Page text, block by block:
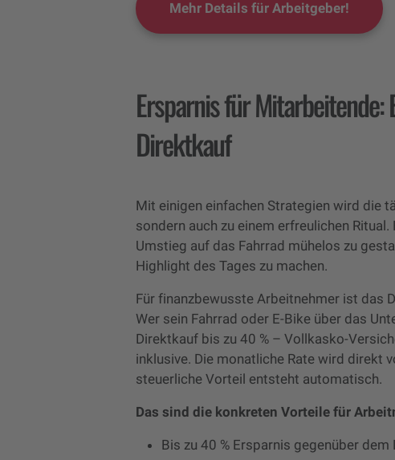
Mehr Details für Arbeitgeber!
Ersparnis für
Direktkauf
Mit einigen einfachen Strategien wird die
sondern auch zu einem erfreulichen
Umstieg auf das Fahrrad mühelos zu
Highlight des Tages zu machen.
Für finanzbewusste Arbeitnehmer ist das
Wer sein Fahrrad oder E-Bike über das
Direktkauf bis zu 40 % – Vollkasko-
inklusive. Die monatliche Rate wird direkt
steuerliche Vorteil entsteht automatisch.
Das sind die konkreten Vorteile für
Bis zu 40 % Ersparnis gegenüber